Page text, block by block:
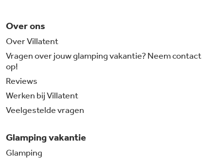
Over ons
Over Villatent
Vragen over jouw glamping vakantie? Neem contact
op!
Reviews
Werken bij Villatent
Veelgestelde vragen
Glamping vakantie
Glamping